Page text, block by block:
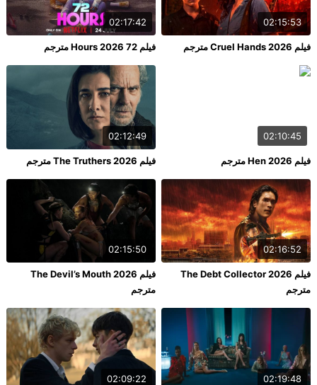
02:15:53
فيلم Cruel Hands 2026 مترجم
02:17:42
فيلم 72 Hours 2026 مترجم
02:10:45
فيلم Hen 2026 مترجم
02:12:49
فيلم The Truthers 2026 مترجم
02:16:52
فيلم The Debt Collector 2026
مترجم
02:15:50
فيلم The Devil’s Mouth 2026
مترجم
02:19:48
02:09:22